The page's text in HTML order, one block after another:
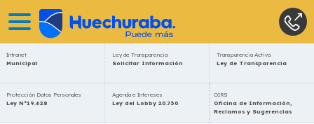
Intranet
Municipal
Ley de Transparencia
Solicitar Información
Transparencia Activa
Ley de Transparencia
Protección Datos Personales
Ley N°19.628
Agenda e Intereses
Ley del Lobby 20.730
OIRS
Oficina de Información,
Reclamos y Sugerencias